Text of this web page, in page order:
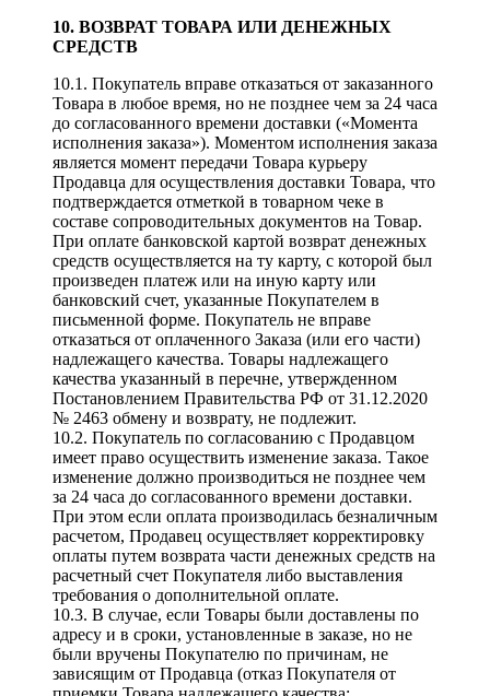
10. ВОЗВРАТ ТОВАРА ИЛИ ДЕНЕЖНЫХ
СРЕДСТВ
10.1. Покупатель вправе отказаться от заказанного
Товара в любое время, но не позднее чем за 24 часа
до согласованного времени доставки («Момента
исполнения заказа»). Моментом исполнения заказа
является момент передачи Товара курьеру
Продавца для осуществления доставки Товара, что
подтверждается отметкой в товарном чеке в
составе сопроводительных документов на Товар.
При оплате банковской картой возврат денежных
средств осуществляется на ту карту, с которой был
произведен платеж или на иную карту или
банковский счет, указанные Покупателем в
письменной форме. Покупатель не вправе
отказаться от оплаченного Заказа (или его части)
надлежащего качества. Товары надлежащего
качества указанный в перечне, утвержденном
Постановлением Правительства РФ от 31.12.2020
№ 2463 обмену и возврату, не подлежит.
10.2. Покупатель по согласованию с Продавцом
имеет право осуществить изменение заказа. Такое
изменение должно производиться не позднее чем
за 24 часа до согласованного времени доставки.
При этом если оплата производилась безналичным
расчетом, Продавец осуществляет корректировку
оплаты путем возврата части денежных средств на
расчетный счет Покупателя либо выставления
требования о дополнительной оплате.
10.3. В случае, если Товары были доставлены по
адресу и в сроки, установленные в заказе, но не
были вручены Покупателю по причинам, не
зависящим от Продавца (отказ Покупателя от